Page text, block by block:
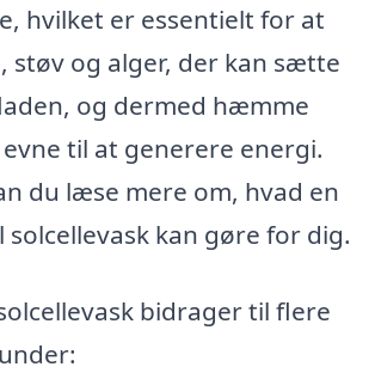
hvilket er essentielt for at
støv og alger, der kan sætte
og dermed hæmme
til at generere energi.
du læse mere om, hvad en
solcellevask kan gøre for dig.
bidrager til flere